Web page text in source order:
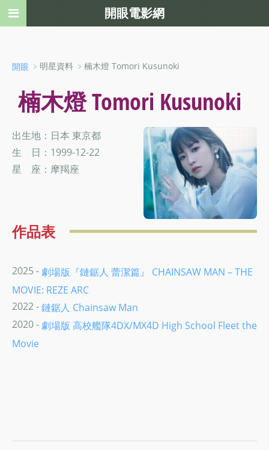
開眼 ﹥明星資料 ﹥楠木燈 Tomori Kusunoki
楠木燈 Tomori Kusunoki
出生地：日本 東京都
生 日：1999-12-22
星 座：摩羯座
作品表
2025 - 劇場版『鏈鋸人 蕾潔篇』 CHAINSAW MAN – THE
MOVIE: REZE ARC
2022 -鏈鋸人 Chainsaw Man
2020 - 劇場版 高校艦隊4DX/MX4D High School Fleet the
Movie
開眼電影網